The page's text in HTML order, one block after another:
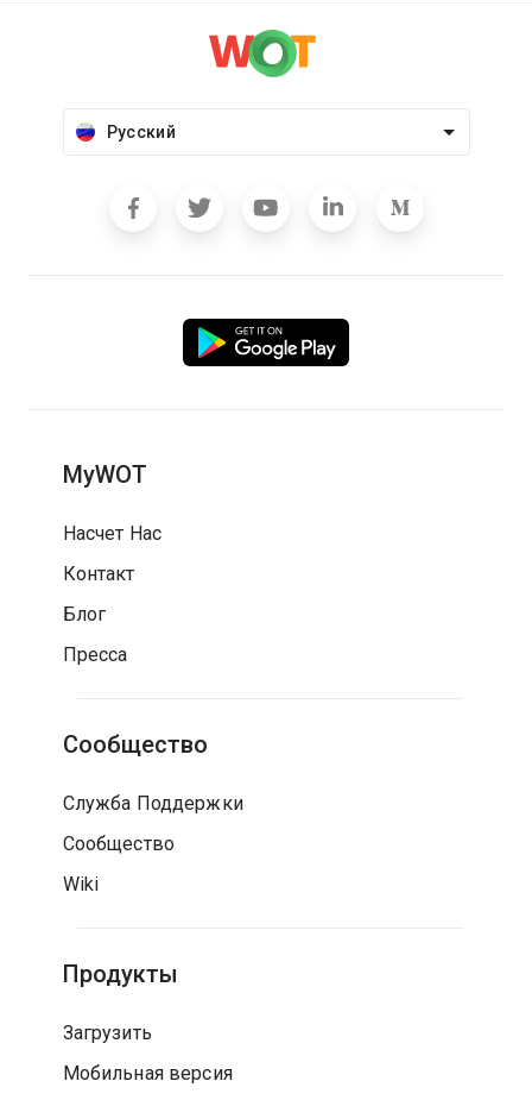
Русский
MyWOT
Насчет Нас
Контакт
Блог
Пресса
Сообщество
Служба Поддержки
Сообщество
Wiki
Продукты
Загрузить
Мобильная версия